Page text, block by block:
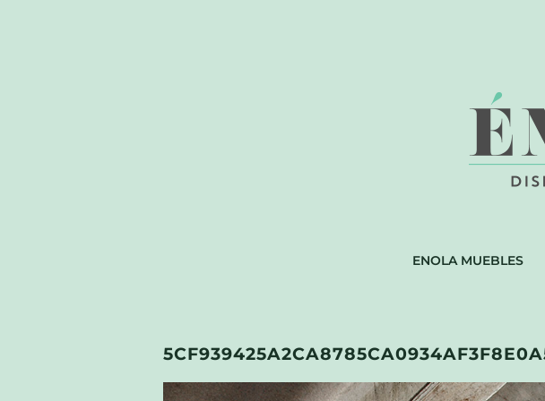
ENOLA MUEBLES